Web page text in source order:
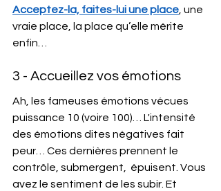
Acceptez-la, faites-lui une place, une
vraie place, la place qu’elle mérite
enfin…
3 - Accueillez vos émotions
Ah, les fameuses émotions vécues
puissance 10 (voire 100)… L'intensité
des émotions dites négatives fait
peur… Ces dernières prennent le
contrôle, submergent,  épuisent. Vous
avez le sentiment de les subir. Et